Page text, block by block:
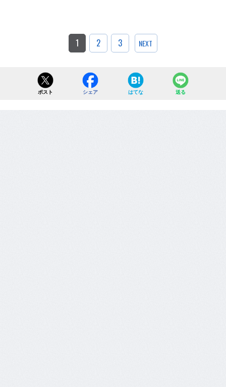
1 2 3 NEXT
ポスト シェア はてな 送る